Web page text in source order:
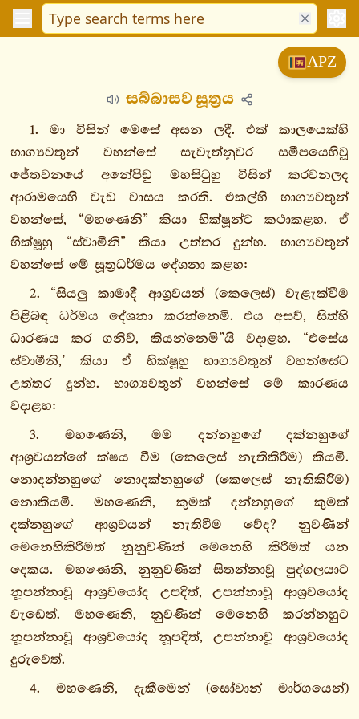
දීඝනිකාය
මජ්ඣිමනිකාය
මූලපණ්ණාසකො
මූලපරියායවග්ගො
මූලපරියායසුත්තං
සබ්බාසවසුත්තං
ධම්මදායාදසුත්තං
භයභෙරවසුත්තං
අනඞ්ගණසුත්තං
ආකඞ්ඛෙය්‍යසුත්තං
වත්ථූපමසුත්තං
සල්ලෙඛසුත්තං
සතිපට්ඨානසුත්තං
2.
සීහනාදවග්ගො
3.
ඔපම්මවග්ගො
4.
මහායමකවග්ගො
5.
චූළයමකවග්ගො
මජ්ඣිමපණ්ණාසකො
සංයුත්තනිකාය
APZ
සබ්බාසව සූත්‍රය
1. මා විසින් මෙසේ අසන ලදී. එක් කාලයෙක්හි
භාග්‍යවතුන් වහන්සේ සැවැත්නුවර සමීපයෙහිවූ
ජේතවනයේ අනේපිඩු මහසිටුහු විසින් කරවනලද
ආරාමයෙහි වැඩ වාසය කරති. එකල්හි භාග්‍යවතුන්
වහන්සේ, “මහණෙනි” කියා භික්ෂූන්ට කථාකළහ. ඒ
භික්ෂූහු “ස්වාමීනි” කියා උත්තර දුන්හ. භාග්‍යවතුන්
වහන්සේ මේ සූත්‍රධර්මය දේශනා කළහ:
2. “සියලු කාමාදී ආශ්‍රවයන් (කෙලෙස්) වැළැක්වීම
පිළිබඳ ධර්මය දේශනා කරන්නෙමි. එය අසව්, සිත්හි
ධාරණය කර ගනිව්, කියන්නෙමි”යි වදාළහ. “එසේය
ස්වාමීනි,’ කියා ඒ භික්ෂූහු භාග්‍යවතුන් වහන්සේට
උත්තර දුන්හ. භාග්‍යවතුන් වහන්සේ මේ කාරණය
වදාළහ:
3. මහණෙනි, මම දන්නහුගේ දක්නහුගේ
ආශ්‍රවයන්ගේ ක්ෂය වීම (කෙලෙස් නැතිකිරීම) කියමි.
නොදන්නහුගේ නොදක්නහුගේ (කෙලෙස් නැතිකිරීම)
නොකියමි. මහණෙනි, කුමක් දන්නහුගේ කුමක්
දක්නහුගේ ආශ්‍රවයන් නැතිවීම වේද? නුවණින්
මෙනෙහිකිරීමත් නුනුවණින් මෙනෙහි කිරීමත් යන
දෙකය. මහණෙනි, නුනුවණින් සිතන්නාවූ පුද්ගලයාට
නූපන්නාවූ ආශ්‍රවයෝද උපදිත්, උපන්නාවූ ආශ්‍රවයෝද
වැඩෙත්. මහණෙනි, නුවණින් මෙනෙහි කරන්නහුට
නූපන්නාවූ ආශ්‍රවයෝද නූපදිත්, උපන්නාවූ ආශ්‍රවයෝද
දුරුවෙත්.
4. මහණෙනි, දැකීමෙන් (සෝවාන් මාර්ගයෙන්)